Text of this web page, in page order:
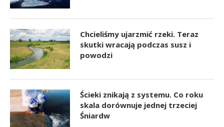
Chcieliśmy ujarzmić rzeki. Teraz
skutki wracają podczas susz i
powodzi
Ścieki znikają z systemu. Co roku
skala dorównuje jednej trzeciej
Śniardw